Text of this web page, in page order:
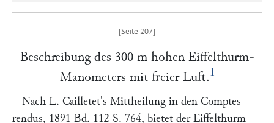
Beschreibung des 300 m hohen Eiffelthurm-
Manometers mit freier Luft.1
Nach L. Cailletet's Mittheilung in den Comptes
rendus, 1891 Bd. 112 S. 764, bietet der Eiffelthurm